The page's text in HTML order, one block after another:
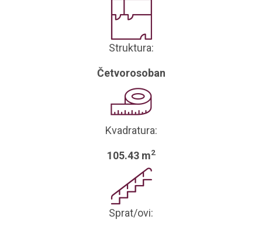
Struktura:
Četvorosoban
Kvadratura:
105.43 m2
Sprat/ovi: